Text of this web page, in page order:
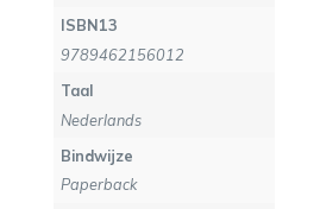
ISBN13
9789462156012
Taal
Nederlands
Bindwijze
Paperback